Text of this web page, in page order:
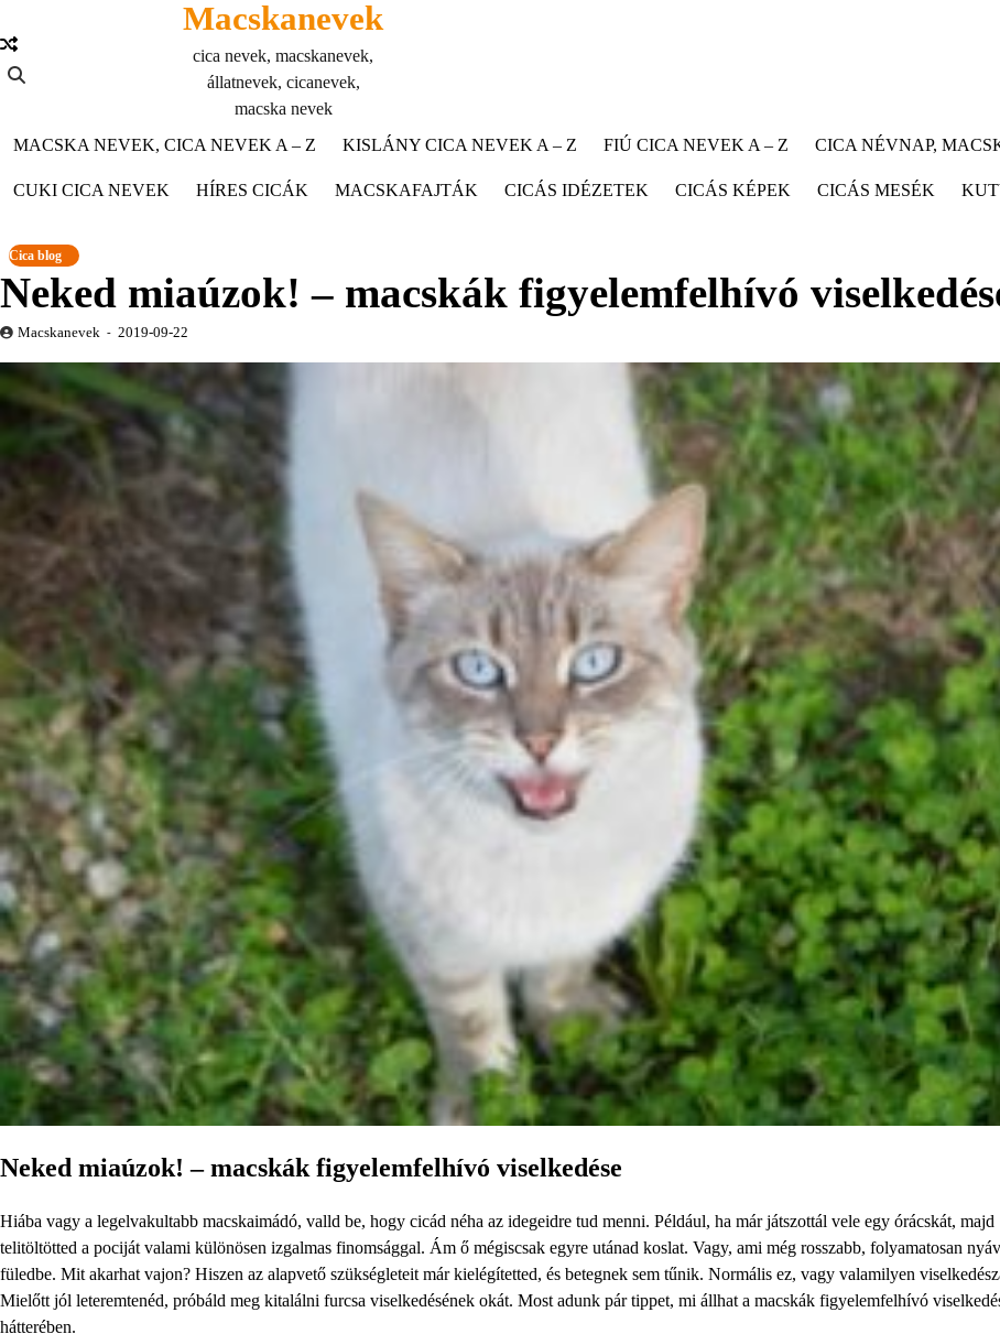
to
content
Macskanevek
cica nevek, macskanevek,
állatnevek, cicanevek,
macska nevek
MACSKA NEVEK, CICA NEVEK A – Z
KISLÁNY CICA NEVEK A – Z FIÚ CICA NEVEK A – Z CICA NÉVNAP,
CUKI CICA NEVEK HÍRES CICÁK MACSKAFAJTÁK CICÁS IDÉZETEK CICÁS KÉPEK CICÁS MESÉK
Cica blog
Neked miaúzok! – macskák figyelemfelhívó
Macskanevek 2019-09-22
Neked miaúzok! – macskák figyelemfelhívó viselkedése
Hiába vagy a legelvakultabb macskaimádó, valld be, hogy cicád néha az idegeidre tud menni. Például, ha már játszottál vele egy órácskát, majd
telitöltötted a pociját valami különösen izgalmas finomsággal. Ám ő mégiscsak egyre utánad koslat. Vagy, ami még rosszabb, folyamatosan
füledbe. Mit akarhat vajon? Hiszen az alapvető szükségleteit már kielégítetted, és betegnek sem tűnik. Normális ez, vagy valamilyen
Mielőtt jól leteremtenéd, próbáld meg kitalálni furcsa viselkedésének okát. Most adunk pár tippet, mi állhat a macskák figyelemfelhívó
hátterében.